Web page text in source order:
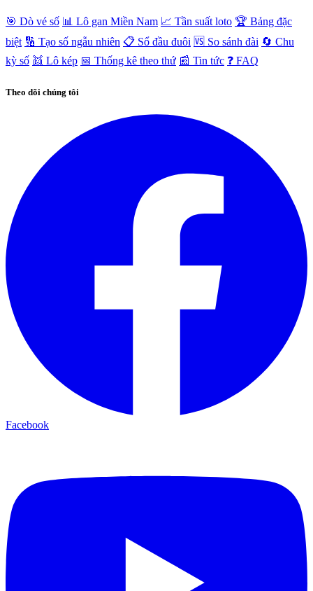
🎯 Dò vé số 📊 Lô gan Miền Nam 📈 Tần suất loto 🏆 Bảng đặc
biệt 🔢 Tạo số ngẫu nhiên 📋 Sổ đầu đuôi 🆚 So sánh đài 🔄 Chu
kỳ số 👯 Lô kép 📅 Thống kê theo thứ 📰 Tin tức ❓ FAQ
Theo dõi chúng tôi
Facebook